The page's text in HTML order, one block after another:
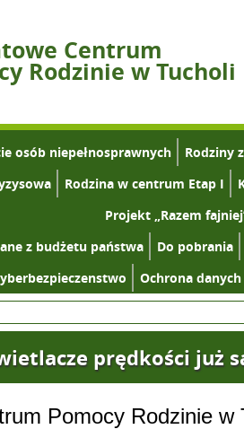
Centrum
Rodzinie w Tucholi
osób niepełnosprawnych
Rodziny
Rodzina w centrum Etap I
Projekt „Razem
z budżetu państwa
Do pobrania
Ochrona
prędkości już
Pomocy Rodzinie